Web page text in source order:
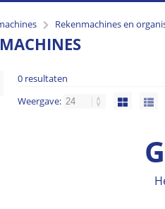
Rekenmachines en
0 resultaten
Weergave: